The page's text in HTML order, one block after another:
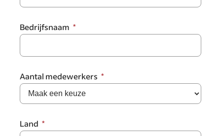
Bedrijfsnaam
Aantal medewerkers
Land